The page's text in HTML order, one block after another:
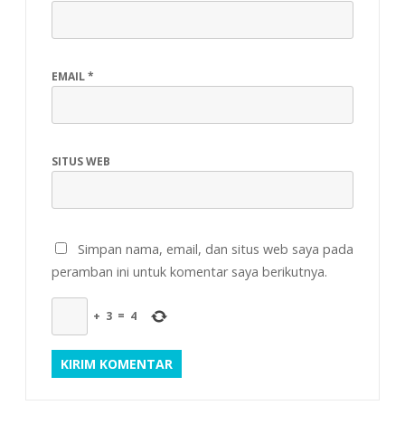
EMAIL*
SITUS WEB
Simpan nama, email, dan situs web saya pada
peramban ini untuk komentar saya berikutnya.
+ 3 = 4